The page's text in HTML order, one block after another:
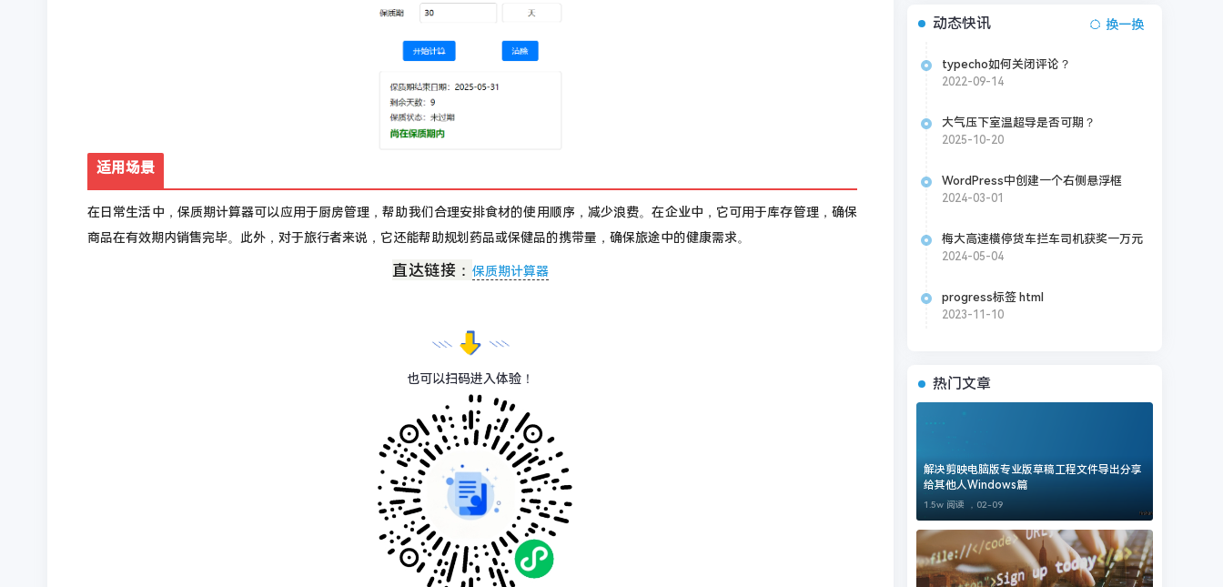
适用场景
在日常生活中，保质期计算器可以应用于厨房管理，帮助我们合理安排食材的使用顺序，减少浪费。在企业中，它可用于库存管理，确保
商品在有效期内销售完毕。此外，对于旅行者来说，它还能帮助规划药品或保健品的携带量，确保旅途中的健康需求。
直达链接： 保质期计算器
也可以扫码进入体验！
动态快讯 换一换
typecho如何关闭评论？
2022-09-14
大气压下室温超导是否可期？
2025-10-20
WordPress中创建一个右侧悬浮框
2024-03-01
梅大高速横停货车拦车司机获奖一万元
2024-05-04
progress标签 html
2023-11-10
热门文章
解决剪映电脑版专业版草稿工程文件导出分享
给其他人Windows篇
1.5w 阅读 ， 02-09